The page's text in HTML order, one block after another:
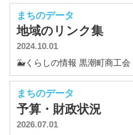
まちの情報
各課情報
事業者の方へ
電子申請
FAQ
まちのデータ
地域のリンク集
2024.10.01
🐳くらしの情報 黒潮町商工
まちのデータ
予算・財政状況
2026.07.01